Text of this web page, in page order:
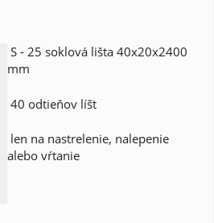
S - 25 soklová lišta 40x20x2400
mm
40 odtieňov líšt
len na nastrelenie, nalepenie
alebo vŕtanie